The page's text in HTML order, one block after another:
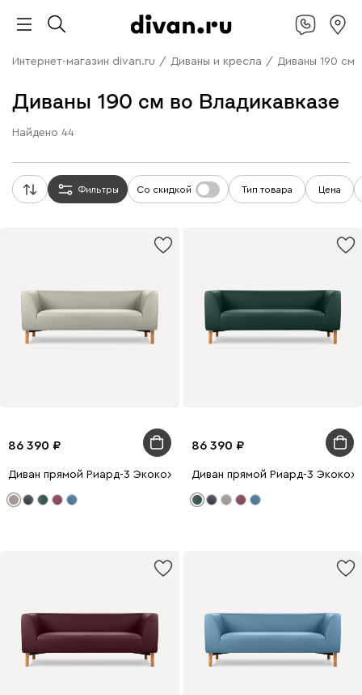
Интернет-магазин divan.ru / Диваны и кресла / Диваны 190 см
Диваны 190 см во Владикавказе
Найдено 44
Фильтры Со скидкой Тип товара Цена
86 390
Диван прямой Риард-3 Экокожа Бежевый
86 390
Диван прямой Риард-3